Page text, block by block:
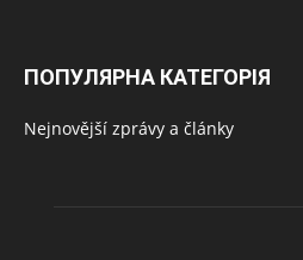
ПОПУЛЯРНА КАТЕГОРІЯ
Nejnovější zprávy a články